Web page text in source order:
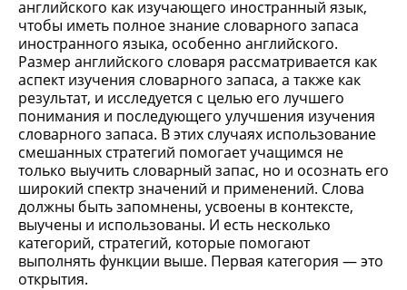
английского как изучающего иностранный язык,
чтобы иметь полное знание словарного запаса
иностранного языка, особенно английского.
Размер английского словаря рассматривается как
аспект изучения словарного запаса, а также как
результат, и исследуется с целью его лучшего
понимания и последующего улучшения изучения
словарного запаса. В этих случаях использование
смешанных стратегий помогает учащимся не
только выучить словарный запас, но и осознать его
широкий спектр значений и применений. Слова
должны быть запомнены, усвоены в контексте,
выучены и использованы. И есть несколько
категорий, стратегий, которые помогают
выполнять функции выше. Первая категория — это
открытия.